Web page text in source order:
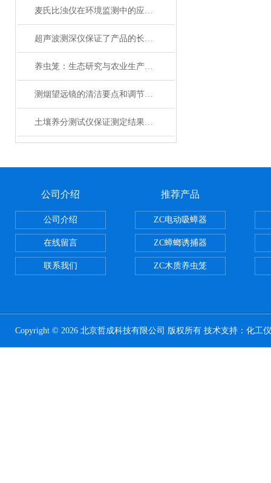
麦氏比浊仪在环境监测中的应用及优势
超声波测深仪保证了产品的长期可靠性
养虫笼：生态研究与农业生产的精密工具
测烟望远镜的清洁要点和调节技巧
土壤养分测试仪保证测定结果精度
公司介绍
公司介绍
在线留言
联系我们
推荐产品
ZC电动吸蟑器
ZC蟑螂诱捕器
ZC木质养虫笼
Copyright © 2026 北京哲成科技有限公司 版权所有 技术支持： 化工